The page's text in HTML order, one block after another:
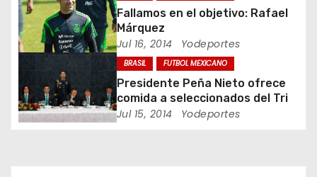
e
e
n
t
Fallamos en el objetivo: Rafael
Márquez
Jul 16, 2014 Yodeportes
BRASIL FUTBOL MEXICANO
Presidente Peña Nieto ofrece
comida a seleccionados del Tri
Jul 15, 2014 Yodeportes